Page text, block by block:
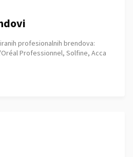
profesionalnih brendova:
Professionnel, Solfine, Acca